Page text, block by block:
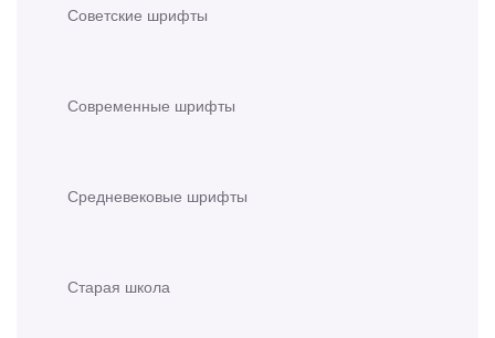
Советские шрифты
Современные шрифты
Средневековые шрифты
Старая школа